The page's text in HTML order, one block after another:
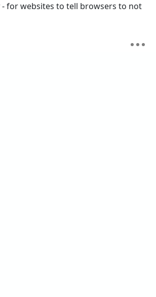
- for websites to tell browsers to not